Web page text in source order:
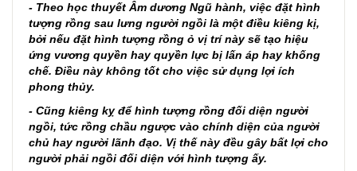
- Theo học thuyết Âm dương Ngũ hành, việc đặt hình
tượng rồng sau lưng người ngồi là một điều kiêng kị,
bởi nếu đặt hình tượng rồng ỏ vị trí này sẽ tạo hiệu
ứng vương quyền hay quyền lực bị lấn áp hay khống
chế. Điều này không tốt cho việc sử dụng lợi ích
phong thủy.
- Cũng kiêng kỵ để hình tượng rồng đối diện người
ngồi, tức rồng chầu ngược vào chính diện của người
chủ hay người lãnh đạo. Vị thế này đều gây bất lợi cho
người phải ngồi đối diện với hình tượng ấy.